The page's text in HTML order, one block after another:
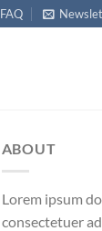
FAQ
ABOUT
Lorem ipsum
consectetuer